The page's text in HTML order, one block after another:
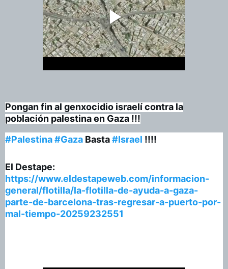
Pongan fin al genxocidio israelí contra la
población palestina en Gaza !!!
#Palestina#Gaza Basta#Israel !!!!
El Destape:
https://www.eldestapeweb.com/informacion-
general/flotilla/la-flotilla-de-ayuda-a-gaza-
parte-de-barcelona-tras-regresar-a-puerto-por-
mal-tiempo-20259232551